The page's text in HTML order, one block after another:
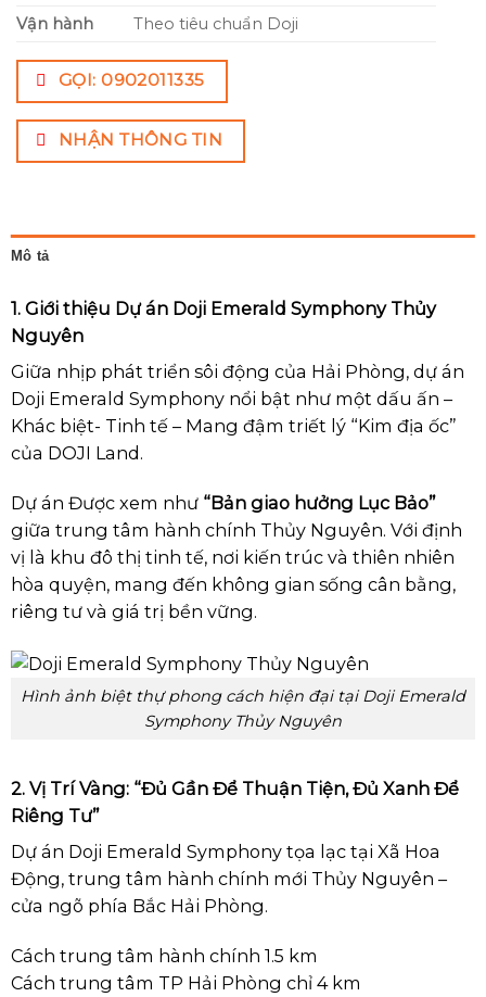
Vận hành Theo tiêu chuẩn Doji
GỌI: 0902011335
NHẬN THÔNG TIN
Mô tả
1. Giới thiệu Dự án Doji Emerald Symphony Thủy
Nguyên
Giữa nhịp phát triển sôi động của Hải Phòng, dự án
Doji Emerald Symphony nổi bật như một dấu ấn –
Khác biệt- Tinh tế – Mang đậm triết lý “Kim địa ốc”
của DOJI Land.
Dự án Được xem như “Bản giao hưởng Lục Bảo”
giữa trung tâm hành chính Thủy Nguyên. Với định
vị là khu đô thị tinh tế, nơi kiến trúc và thiên nhiên
hòa quyện, mang đến không gian sống cân bằng,
riêng tư và giá trị bền vững.
Hình ảnh biệt thự phong cách hiện đại tại Doji Emerald
Symphony Thủy Nguyên
2. Vị Trí Vàng: “Đủ Gần Để Thuận Tiện, Đủ Xanh Để
Riêng Tư”
Dự án Doji Emerald Symphony tọa lạc tại Xã Hoa
Động, trung tâm hành chính mới Thủy Nguyên –
cửa ngõ phía Bắc Hải Phòng.
Cách trung tâm hành chính 1.5 km
Cách trung tâm TP Hải Phòng chỉ 4 km